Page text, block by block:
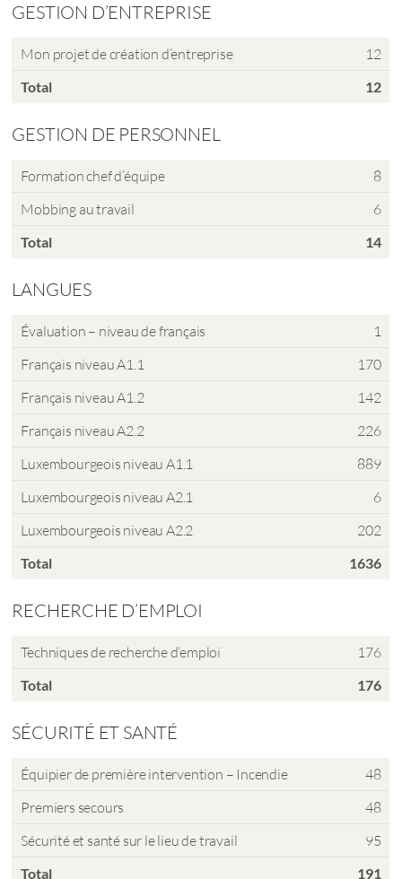
GESTION D’ENTREPRISE
Mon projet de création d’entreprise 12
Total 12
GESTION DE PERSONNEL
Formation chef d’équipe
8
Mobbing au travail
6
Total 14
LANGUES
Évaluation – niveau de français
1
Français niveau A1.1
170
Français niveau A1.2
142
Français niveau A2.2
226
Luxembourgeois niveau A1.1
889
Luxembourgeois niveau A2.1
6
Luxembourgeois niveau A2.2
202
Total 1636
RECHERCHE D’EMPLOI
Techniques de recherche d’emploi 176
Total 176
SÉCURITÉ ET SANTÉ
Équipier de première intervention – Incendie
48
Premiers secours
48
Sécurité et santé sur le lieu de travail
95
Total 191